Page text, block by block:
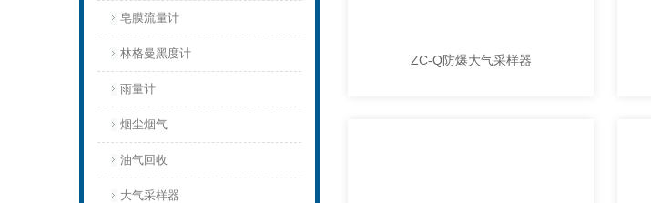
皂膜流量计
林格曼黑度计
雨量计
烟尘烟气
油气回收
大气采样器
ZC-Q防爆大气采样器